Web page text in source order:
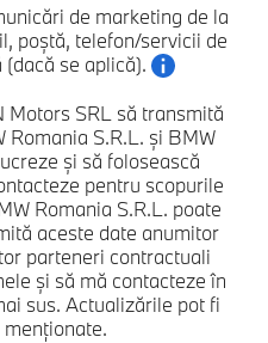
de marketing de la
poștă, telefon/servicii de
se aplică).
Motors SRL să transmită
Romania S.R.L. și BMW
și să folosească
pentru scopurile
Romania S.R.L. poate
aceste date anumitor
parteneri contractuali
și să mă contacteze în
sus. Actualizările pot fi